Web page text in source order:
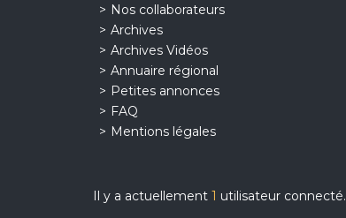
Nos collaborateurs
Archives
Archives Vidéos
Annuaire régional
Petites annonces
FAQ
Mentions légales
Il y a actuellement 1 utilisateur connecté.